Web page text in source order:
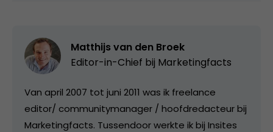
Matthijs van den Broek
Editor-in-Chief bij Marketingfacts
Van april 2007 tot juni 2011 was ik freelance
editor/ communitymanager / hoofdredacteur bij
Marketingfacts. Tussendoor werkte ik bij Insites